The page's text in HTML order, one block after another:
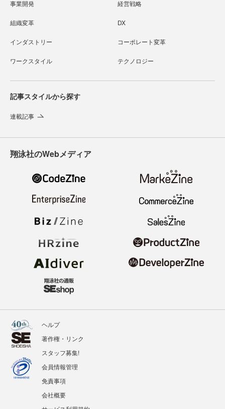
事業開発 経営戦略
組織変革 DX
インダストリー コーポレート変革
ワークスタイル テクノロジー
記事スタイルから探す
連載記事
翔泳社のWebメディア
ヘルプ
著作権・リンク
スタッフ募集!
会員情報管理
免責事項
会社概要